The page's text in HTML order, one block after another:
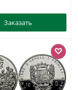
Заказать